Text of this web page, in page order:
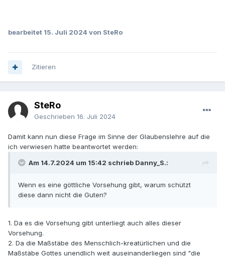
bearbeitet 15. Juli 2024 von SteRo
Zitieren
SteRo
Geschrieben 16. Juli 2024
Damit kann nun diese Frage im Sinne der Glaubenslehre auf die
ich verwiesen hatte beantwortet werden:
Am 14.7.2024 um 15:42 schrieb Danny_S.:
Wenn es eine göttliche Vorsehung gibt, warum schützt
diese dann nicht die Guten?
1. Da es die Vorsehung gibt unterliegt auch alles dieser
Vorsehung.
2. Da die Maßstäbe des Menschlich-kreatürlichen und die
Maßstäbe Gottes unendlich weit auseinanderliegen sind "die